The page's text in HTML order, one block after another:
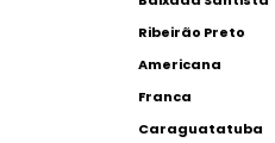
Ribeirão Preto
Americana
Franca
Caraguatatuba